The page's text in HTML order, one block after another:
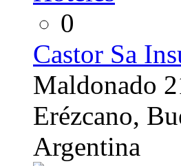
0
Castor Sa
Maldonado
Erézcano,
Argentina